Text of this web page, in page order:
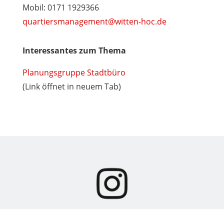
Mobil: 0171 1929366
quartiersmanagement@witten-hoc.de
Interessantes zum Thema
Planungsgruppe Stadtbüro
(Link öffnet in neuem Tab)